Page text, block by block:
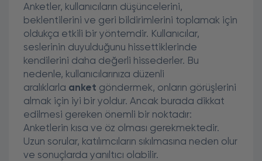
Anketler, kullanıcıların düşüncelerini,
beklentilerini ve geri bildirimlerini toplamak için
oldukça etkili bir yöntemdir. Kullanıcılar,
seslerinin duyulduğunu hissettiklerinde
kendilerini daha değerli hissederler. Bu
nedenle, kullanıcılarınıza düzenli
aralıklarla anket göndermek, onların görüşlerini
almak için iyi bir yoldur. Ancak burada dikkat
edilmesi gereken önemli bir noktadır:
Anketlerin kısa ve öz olması gerekmektedir.
Uzun sorular, katılımcıların sıkılmasına neden olur
ve sonuçlarda yanıltıcı olabilir.